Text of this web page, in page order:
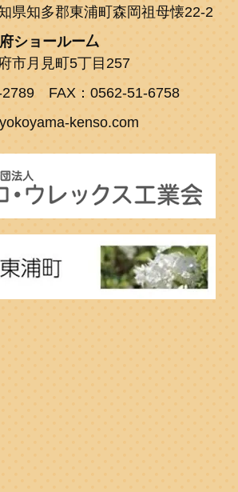
県知多郡東浦町森岡祖母懐22-2
ショールー厶
市月見町5丁目257
2789 FAX：0562-51-6758
kenso.com